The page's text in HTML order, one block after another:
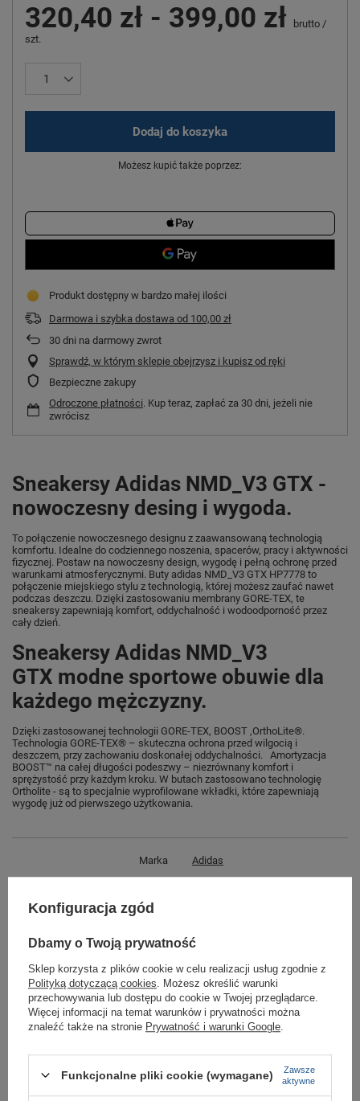
320,40 zł - 399,00 zł brutto /
szt.
Dodaj do koszyka
Możesz kupić także poprzez:
Produkt dostępny w bardzo małej ilości
Darmowa i szybka dostawa od 100,00 zł
30 dni na darmowy zwrot
Sprawdź, w którym sklepie obejrzysz i kupisz od ręki
Bezpieczne zakupy
Odroczone płatności. Kup teraz, zapłać za 30 dni, jeżeli nie
zwrócisz
Sneakersy Adidas NMD_V3 GTX -
nowoczesny desing i wygoda.
To połączenie nowoczesnego designu z zaawansowaną technologią
komfortu. Idealne do codziennego noszenia, spacerów, pracy i aktywności
fizycznej. Postaw na nowoczesny design, wygodę i pełną ochronę przed
warunkami atmosferycznymi. Buty adidas NMD_V3 GTX HP7778 to
połączenie miejskiego stylu z technologią, której możesz zaufać nawet
podczas deszczu. Dzięki zastosowaniu membrany GORE-TEX, te
sneakersy zapewniają komfort, oddychalność i wodoodporność przez
cały dzień.
Sneakersy Adidas NMD_V3
GTX modne sportowe obuwie dla
każdego mężczyzny.
Dzięki zastosowanej technologii GORE-TEX, BOOST ,OrthoLite®.
Technologia GORE-TEX® – skuteczna ochrona przed wilgocią i
deszczem, przy zachowaniu doskonałej oddychalności. Amortyzacja
BOOST™ na całej długości podeszwy – niezrównany komfort i
sprężystość przy każdym kroku. W butach zastosowano technologię
Ortholite - są to specjalnie wyprofilowane wkładki, które zapewniają
wygodę już od pierwszego użytkowania.
Marka Adidas
Gwarancja
khaki
Zapięcie sznurowane
Długość towaru w
centymetrach
Więcej
30
Wysokość towaru w
centymetrach
Więcej
Konfiguracja zgód
Dbamy o Twoją prywatność
Sklep korzysta z plików cookie w celu realizacji usług zgodnie z
Polityką dotyczącą cookies . Możesz określić warunki
przechowywania lub dostępu do cookie w Twojej przeglądarce.
Więcej informacji na temat warunków i prywatności można
znaleźć także na stronie Prywatność i warunki Google
Funkcjonalne pliki cookie (wymagane)
Zawsze
aktywne